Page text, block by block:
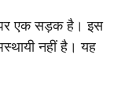
पर एक सड़क है। इस
नहीं है। यह